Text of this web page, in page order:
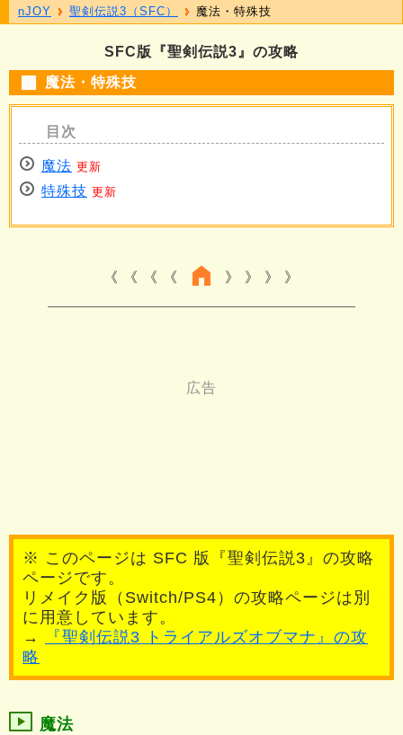
SFC版『聖剣伝説3』の攻略
魔法・特殊技
魔法 更新
特殊技 更新
《 《 《 》 》 》
※ このページは SFC 版『聖剣伝説3』の攻略
ページです。
リメイク版（Switch/PS4）の攻略ページは別
に用意しています。
→
『聖剣伝説3 トライアルズオブマナ』の攻
略
魔法
nJOY 聖剣伝説3（SFC） 魔法・特殊技